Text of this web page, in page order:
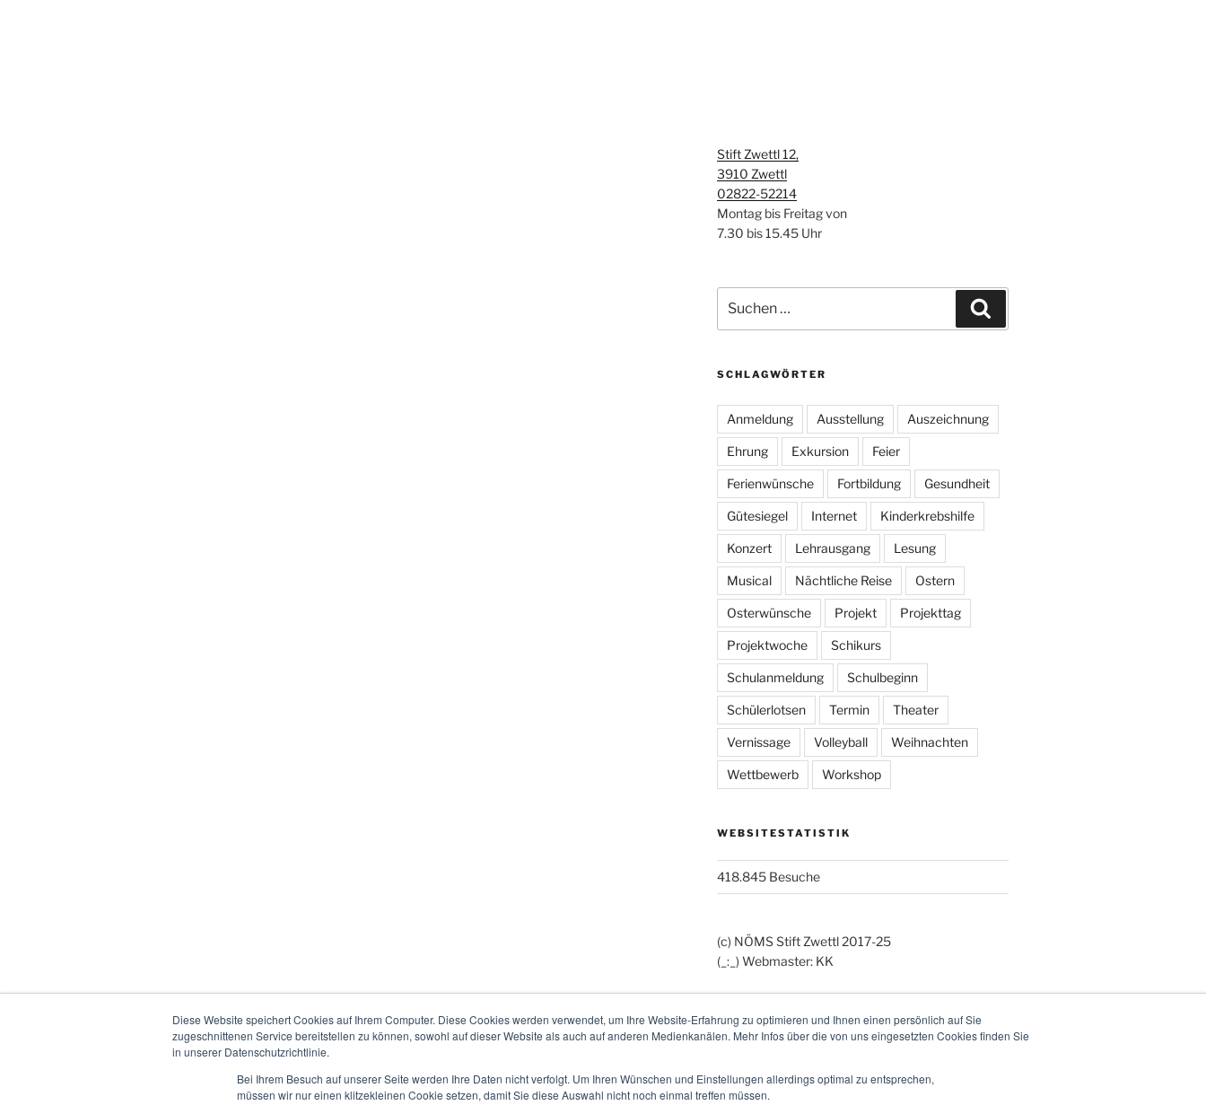
Diese Website speichert Cookies auf Ihrem Computer. Diese Cookies werden verwendet, um Ihre Website-Erfahrung zu optimieren und Ihnen einen persönlich auf Sie
zugeschnittenen Service bereitstellen zu können, sowohl auf dieser Website als auch auf anderen Medienkanälen. Mehr Infos über die von uns eingesetzten Cookies finden Sie
in unserer Datenschutzrichtlinie.
Bei Ihrem Besuch auf unserer Seite werden Ihre Daten nicht verfolgt. Um Ihren Wünschen und Einstellungen allerdings optimal zu entsprechen,
müssen wir nur einen klitzekleinen Cookie setzen, damit Sie diese Auswahl nicht noch einmal treffen müssen.
Stift Zwettl 12,
3910 Zwettl
02822-52214
Montag bis Freitag von
7.30 bis 15.45 Uhr
nach:
SCHLAGWÖRTER
Anmeldung Ausstellung Auszeichnung
Ehrung Exkursion Feier
Ferienwünsche Fortbildung Gesundheit
Gütesiegel Internet Kinderkrebshilfe
Konzert Lehrausgang Lesung
Musical Nächtliche Reise Ostern
Osterwünsche Projekt Projekttag
Projektwoche Schikurs
Schulanmeldung Schulbeginn
Schülerlotsen Termin Theater
Vernissage Volleyball Weihnachten
Wettbewerb Workshop
WEBSITESTATISTIK
418.845 Besuche
(c) NÖMS Stift Zwettl 2017-25
(_:_) Webmaster: KK